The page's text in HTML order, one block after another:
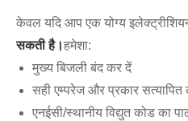
केवल यदि आप एक योग्य
सकती है।हमेशा:
मुख्य बिजली बंद कर दें
सही एम्परेज और प्रकार सत्यापित
एनईसी/स्थानीय विद्युत कोड का